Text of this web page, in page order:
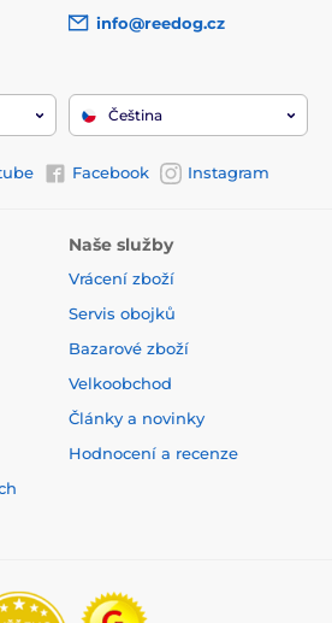
Pro střední psy
info@reedog.cz
Čeština
Facebook Instagram
Naše služby
Vrácení zboží
Servis obojků
Bazarové zboží
Velkoobchod
Články a novinky
Hodnocení a recenze